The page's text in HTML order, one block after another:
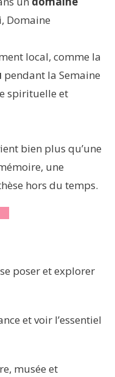
Domaine
local, comme la
pendant la Semaine
spirituelle et
bien plus qu’une
une
hors du temps.
poser et explorer
et voir l’essentiel
musée et